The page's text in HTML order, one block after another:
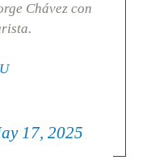
Chávez con
17, 2025